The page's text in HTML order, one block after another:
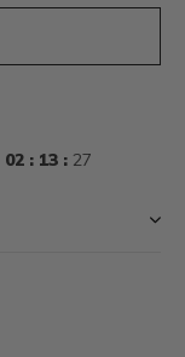
02 : 13 : 26